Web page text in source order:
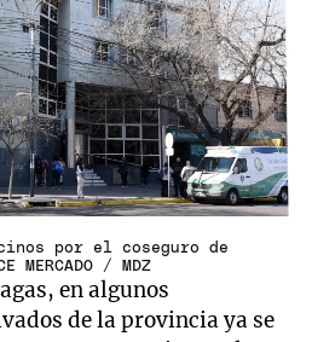
por el coseguro de
MERCADO / MDZ
en algunos
de la provincia ya se